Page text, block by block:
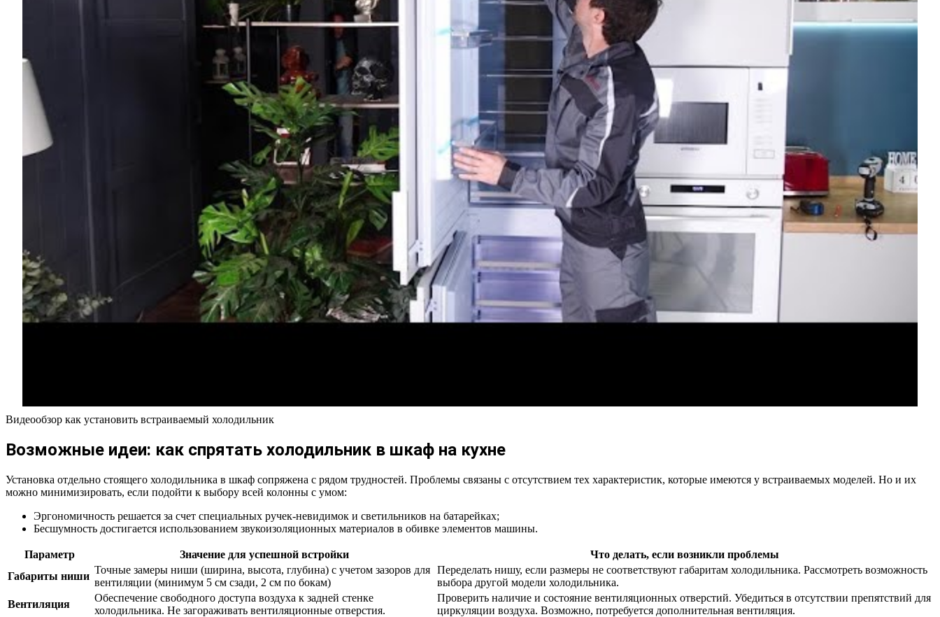
Видеообзор как установить встраиваемый холодильник
Возможные идеи: как спрятать холодильник в шкаф на кухне
Установка отдельно стоящего холодильника в шкаф сопряжена с рядом трудностей. Проблемы связаны с отсутствием тех характеристик, которые имеются у встраиваемых моделей. Но и их
можно минимизировать, если подойти к выбору всей колонны с умом:
Эргономичность решается за счет специальных ручек-невидимок и светильников на батарейках;
Бесшумность достигается использованием звукоизоляционных материалов в обивке элементов машины.
Параметр Значение для успешной встройки
Что делать, если возникли проблемы
Габариты ниши
Точные замеры ниши (ширина, высота, глубина) с учетом зазоров для
вентиляции (минимум 5 см сзади, 2 см по бокам)
Переделать нишу, если размеры не соответствуют габаритам холодильника. Рассмотреть возможность
выбора другой модели холодильника.
Вентиляция
Обеспечение свободного доступа воздуха к задней стенке
холодильника. Не загораживать вентиляционные отверстия.
Проверить наличие и состояние вентиляционных отверстий. Убедиться в отсутствии препятствий для
циркуляции воздуха. Возможно, потребуется дополнительная вентиляция.